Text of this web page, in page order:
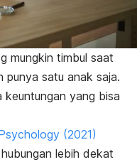
mungkin timbul saat
punya satu anak saja.
keuntungan yang bisa
(2021)
lebih dekat